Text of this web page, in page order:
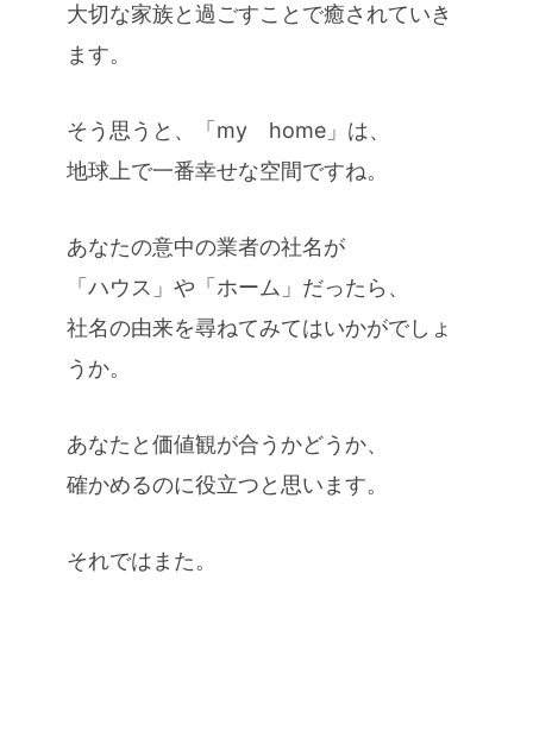
大切な家族と過ごすことで癒されていき
ます。
そう思うと、「my home」は、
地球上で一番幸せな空間ですね。
あなたの意中の業者の社名が
「ハウス」や「ホーム」だったら、
社名の由来を尋ねてみてはいかがでしょ
うか。
あなたと価値観が合うかどうか、
確かめるのに役立つと思います。
それではまた。